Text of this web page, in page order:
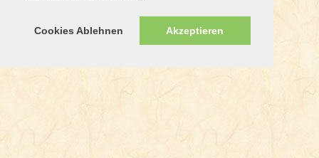
Cookies Ablehnen Akzeptieren